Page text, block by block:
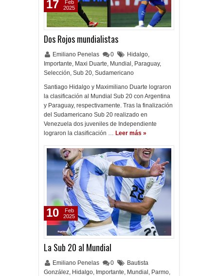
Dos Rojos mundialistas
Emiliano Penelas 0 Hidalgo,
Importante, Maxi Duarte, Mundial , Paraguay,
Selección, Sub 20, Sudamericano
Santiago Hidalgo y Maximiliano Duarte lograron
la clasificación al Mundial Sub 20 con Argentina
y Paraguay, respectivamente. Tras la finalización
del Sudamericano Sub 20 realizado en
Venezuela dos juveniles de Independiente
lograron la clasificación … Leer más »
17
Feb
2025
La Sub 20 al Mundial
Emiliano Penelas 0
Bautista
González, Hidalgo, Importante, Mundial , Parmo,
10
Feb
2025